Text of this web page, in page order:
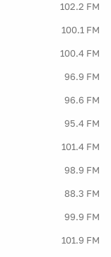
102.2 FM
100.1 FM
100.4 FM
96.9 FM
96.6 FM
95.4 FM
101.4 FM
98.9 FM
88.3 FM
99.9 FM
101.9 FM